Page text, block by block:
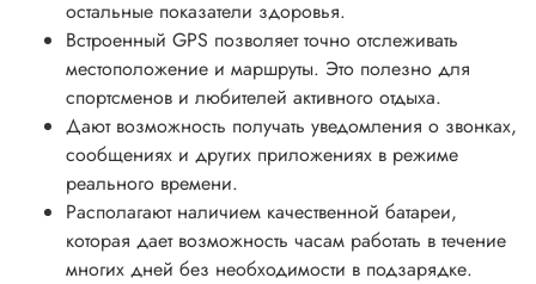
остальные показатели здоровья.
Встроенный GPS позволяет точно отслеживать
местоположение и маршруты. Это полезно для
спортсменов и любителей активного отдыха.
Дают возможность получать уведомления о звонках,
сообщениях и других приложениях в режиме
реального времени.
Располагают наличием качественной батареи,
которая дает возможность часам работать в течение
многих дней без необходимости в подзарядке.